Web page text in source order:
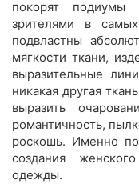
покорят подиумы
зрителями в
подвластны
мягкости ткани,
выразительные
никакая другая
выразить
романтичность,
роскошь. Именно
создания
одежды.